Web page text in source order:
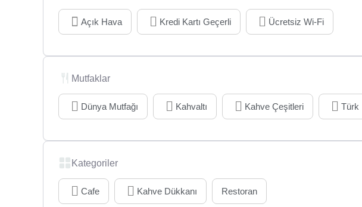
Açık Hava Kredi Kartı Geçerli Ücretsiz Wi-Fi
Mutfaklar
Dünya Mutfağı Kahvaltı Kahve Çeşitleri Türk
Kategoriler
Cafe Kahve Dükkanı Restoran